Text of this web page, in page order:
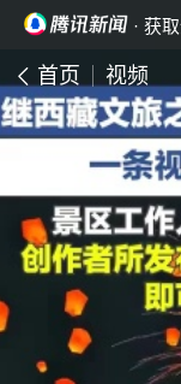
· 获
首页 视频